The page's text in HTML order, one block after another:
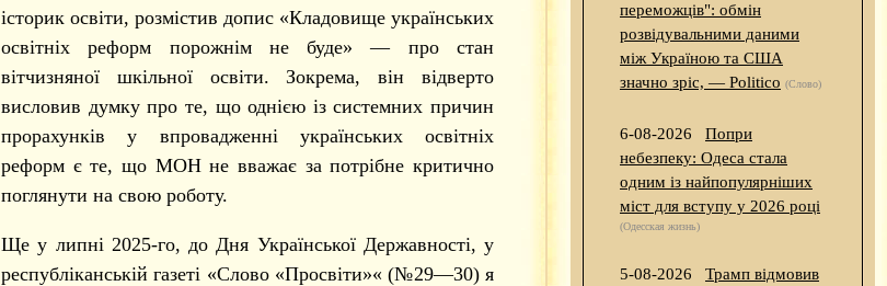
історик освіти, розмістив допис «Кладовище українських
освітніх реформ порожнім не буде» — про стан
вітчизняної шкільної освіти. Зокрема, він відверто
висловив думку про те, що однією із системних причин
прорахунків у впровадженні українських освітніх
реформ є те, що МОН не вважає за потрібне критично
поглянути на свою роботу.
Ще у липні 2025-го, до Дня Української Державності, у
республіканській газеті «Слово «Просвіти»« (№29—30) я
переможців": обмін
розвідувальними даними
між Україною та США
значно зріс, — Politico (Слово)
6-08-2026
Попри
небезпеку: Одеса стала
одним із найпопулярніших
міст для вступу у 2026 році
(Одесская жизнь)
5-08-2026
Трамп відмовив